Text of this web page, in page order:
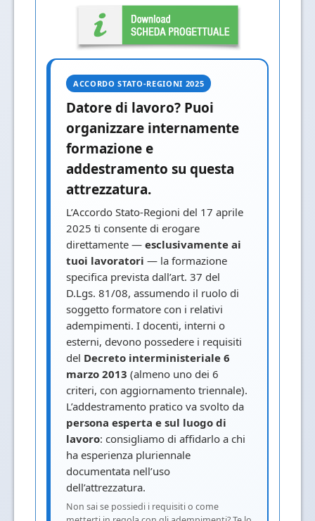
ACCORDO STATO-REGIONI 2025
Datore di lavoro? Puoi
organizzare internamente
formazione e
addestramento su questa
attrezzatura.
L’Accordo Stato-Regioni del 17 aprile
2025 ti consente di erogare
direttamente — esclusivamente ai
tuoi lavoratori — la formazione
specifica prevista dall’art. 37 del
D.Lgs. 81/08, assumendo il ruolo di
soggetto formatore con i relativi
adempimenti. I docenti, interni o
esterni, devono possedere i requisiti
del Decreto interministeriale 6
marzo 2013 (almeno uno dei 6
criteri, con aggiornamento triennale).
L’addestramento pratico va svolto da
persona esperta e sul luogo di
lavoro: consigliamo di affidarlo a chi
ha esperienza pluriennale
documentata nell’uso
dell’attrezzatura.
Non sai se possiedi i requisiti o come